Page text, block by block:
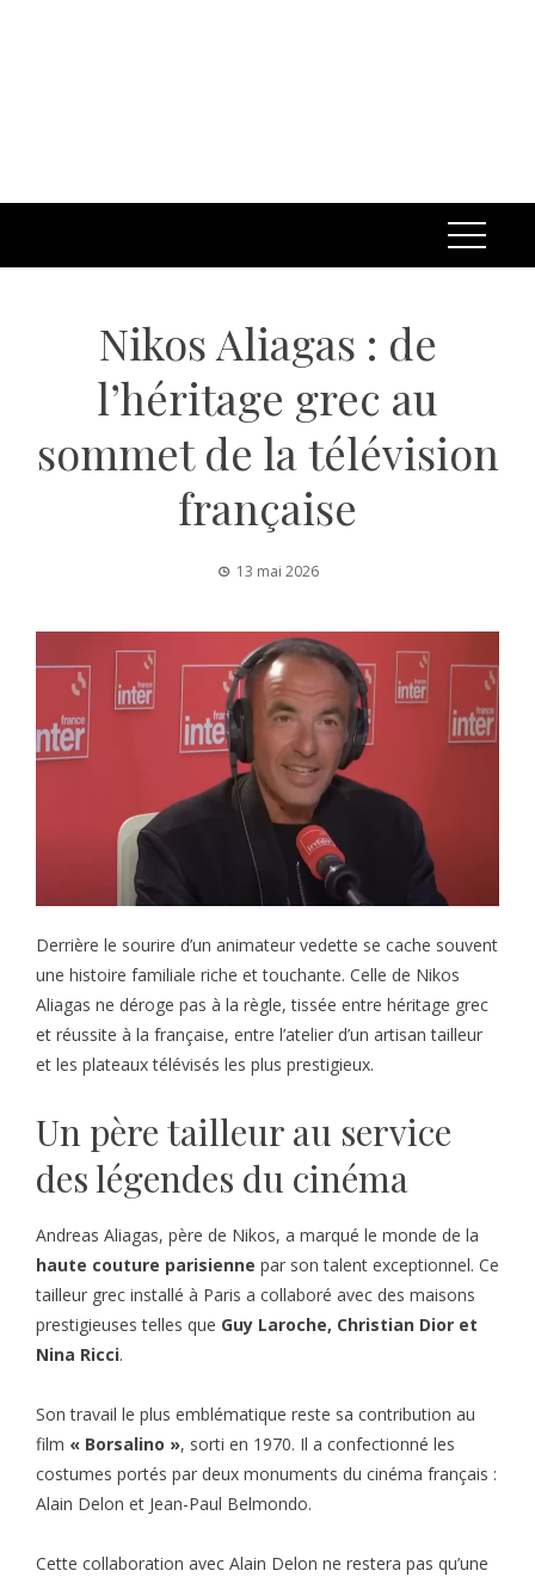
Nikos Aliagas : de
l’héritage grec au
sommet de la télévision
française
13 mai 2026
Derrière le sourire d’un animateur vedette se cache souvent
une histoire familiale riche et touchante. Celle de Nikos
Aliagas ne déroge pas à la règle, tissée entre héritage grec
et réussite à la française, entre l’atelier d’un artisan tailleur
et les plateaux télévisés les plus prestigieux.
Un père tailleur au service
des légendes du cinéma
Andreas Aliagas, père de Nikos, a marqué le monde de la
haute couture parisienne par son talent exceptionnel. Ce
tailleur grec installé à Paris a collaboré avec des maisons
prestigieuses telles que Guy Laroche, Christian Dior et
Nina Ricci.
Son travail le plus emblématique reste sa contribution au
film « Borsalino », sorti en 1970. Il a confectionné les
costumes portés par deux monuments du cinéma français :
Alain Delon et Jean-Paul Belmondo.
Cette collaboration avec Alain Delon ne restera pas qu’une